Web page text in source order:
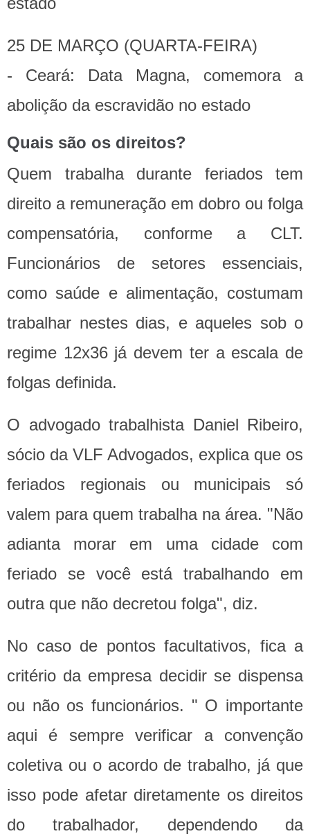
25 DE MARÇO (QUARTA-FEIRA)
- Ceará: Data Magna, comemora a
abolição da escravidão no estado
Quais são os direitos?
Quem trabalha durante feriados tem
direito a remuneração em dobro ou folga
compensatória, conforme a CLT.
Funcionários de setores essenciais,
como saúde e alimentação, costumam
trabalhar nestes dias, e aqueles sob o
regime 12x36 já devem ter a escala de
folgas definida.
O advogado trabalhista Daniel Ribeiro,
sócio da VLF Advogados, explica que os
feriados regionais ou municipais só
valem para quem trabalha na área. "Não
adianta morar em uma cidade com
feriado se você está trabalhando em
outra que não decretou folga", diz.
No caso de pontos facultativos, fica a
critério da empresa decidir se dispensa
ou não os funcionários. " O importante
aqui é sempre verificar a convenção
coletiva ou o acordo de trabalho, já que
isso pode afetar diretamente os direitos
do trabalhador, dependendo da